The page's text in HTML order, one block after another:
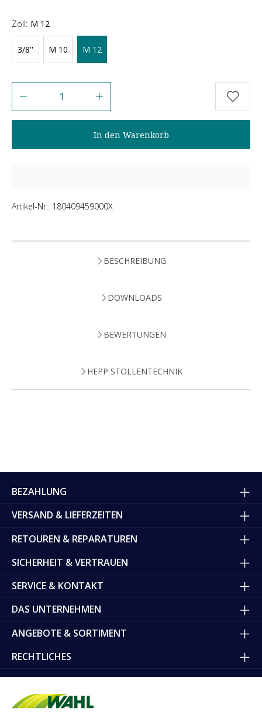
Zoll: M 12
3/8'' M 10 M 12
In den Warenkorb
Artikel-Nr.: 180409459000X
BESCHREIBUNG
DOWNLOADS
BEWERTUNGEN
HEPP STOLLENTECHNIK
BEZAHLUNG
VERSAND & LIEFERZEITEN
RETOUREN & REPARATUREN
SICHERHEIT & VERTRAUEN
SERVICE & KONTAKT
DAS UNTERNEHMEN
ANGEBOTE & SORTIMENT
RECHTLICHES